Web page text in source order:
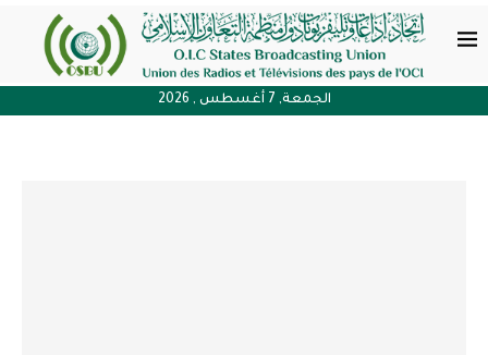
الجمعة, 7 أغسطس , 2026